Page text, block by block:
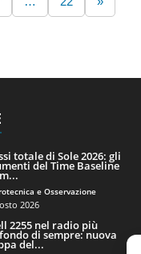
totale di Sole 2026: gli
del Time Baseline
e Osservazione
2026
2255 nel radio più
di sempre: nuova
del...